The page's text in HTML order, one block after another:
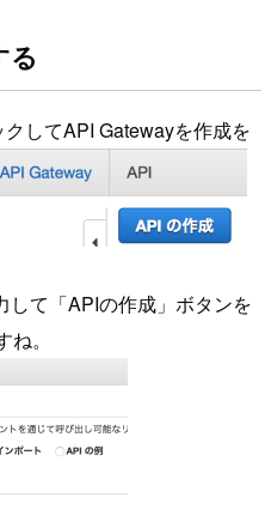
る
してAPI Gatewayを作成を
て「APIの作成」ボタンを
。